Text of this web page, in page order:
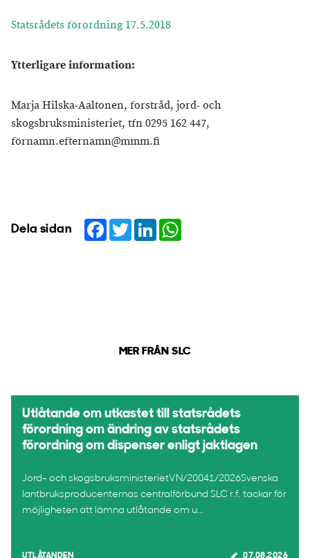
Statsrådets förordning 17.5.2018
Ytterligare information:
Marja Hilska-Aaltonen, forstråd, jord- och
skogsbruksministeriet, tfn 0295 162 447,
förnamn.efternamn@mmm.fi
Dela sidan Facebook
TwitterLinkedIn
MER FRÅN SLC
Utlåtande om utkastet till statsrådets
förordning om ändring av statsrådets
förordning om dispenser enligt jaktlagen
Jord- och skogsbruksministerietVN/20041/2026Svenska
lantbruksproducenternas centralförbund SLC r.f. tackar för
möjligheten att lämna utlåtande om u...
UTLÅTANDEN 07.08.2026